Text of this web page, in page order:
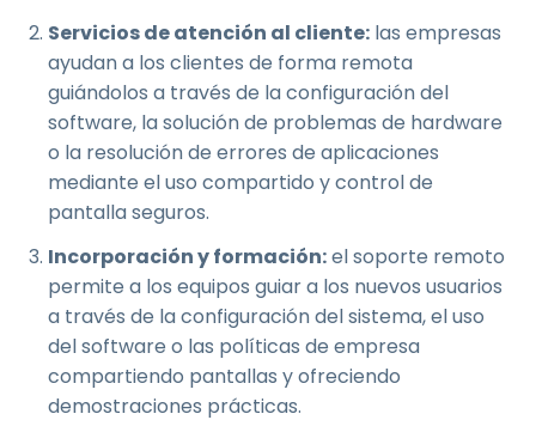
Servicios de atención al cliente: las empresas
ayudan a los clientes de forma remota
guiándolos a través de la configuración del
software, la solución de problemas de hardware
o la resolución de errores de aplicaciones
mediante el uso compartido y control de
pantalla seguros.
Incorporación y formación:el soporte remoto
permite a los equipos guiar a los nuevos usuarios
a través de la configuración del sistema, el uso
del software o las políticas de empresa
compartiendo pantallas y ofreciendo
demostraciones prácticas.